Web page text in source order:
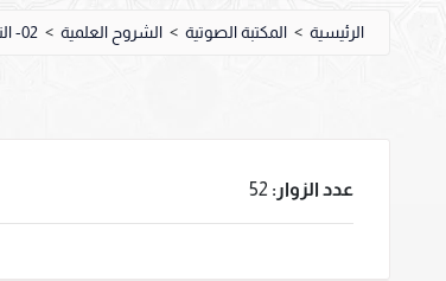
الرئيسية > المكتبة الصوتية > الشروح العلمية > 02- التعليق على صحيح البخاري
عدد الزوار: 52